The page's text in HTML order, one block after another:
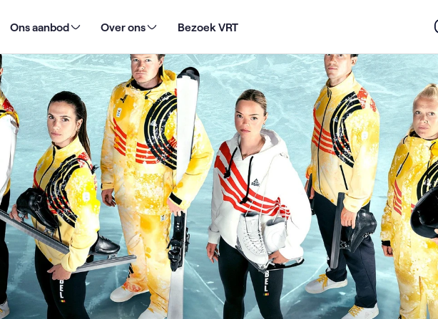
Ons aanbod Over ons Bezoek VRT
Winterspelen Milaan Cortina bij Sporza